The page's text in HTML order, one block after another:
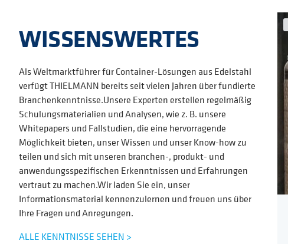
WISSENSWERTES
Als Weltmarktführer für Container-Lösungen aus Edelstahl
verfügt THIELMANN bereits seit vielen Jahren über fundierte
Branchenkenntnisse.Unsere Experten erstellen regelmäßig
Schulungsmaterialien und Analysen, wie z. B. unsere
Whitepapers und Fallstudien, die eine hervorragende
Möglichkeit bieten, unser Wissen und unser Know-how zu
teilen und sich mit unseren branchen-, produkt- und
anwendungsspezifischen Erkenntnissen und Erfahrungen
vertraut zu machen.Wir laden Sie ein, unser
Informationsmaterial kennenzulernen und freuen uns über
Ihre Fragen und Anregungen.
ALLE KENNTNISSE SEHEN >